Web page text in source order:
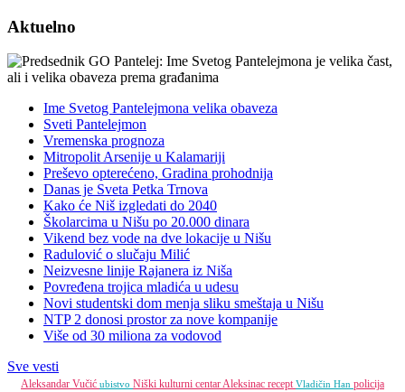
Aktuelno
Ime Svetog Pantelejmona velika obaveza
Sveti Pantelejmon
Vremenska prognoza
Mitropolit Arsenije u Kalamariji
Preševo opterećeno, Gradina prohodnija
Danas je Sveta Petka Trnova
Kako će Niš izgledati do 2040
Školarcima u Nišu po 20.000 dinara
Vikend bez vode na dve lokacije u Nišu
Radulović o slučaju Milić
Neizvesne linije Rajanera iz Niša
Povređena trojica mladića u udesu
Novi studentski dom menja sliku smeštaja u Nišu
NTP 2 donosi prostor za nove kompanije
Više od 30 miliona za vodovod
Sve vesti
Aleksandar Vučić ubistvo Niški kulturni centarAleksinac receptVladičin Han policija